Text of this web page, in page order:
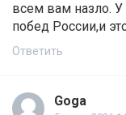
всем вам назло. У
побед России,и
Ответить
Goga